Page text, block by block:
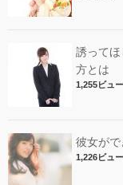
誘ってほ
方とは
1,255ビュー
彼女が
1,226ビュー